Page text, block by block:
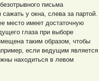
письма
у окна, слева за партой.
место имеет достаточную
глаза при выборе
таким образом, чтобы
если ведущим является
находиться в левом